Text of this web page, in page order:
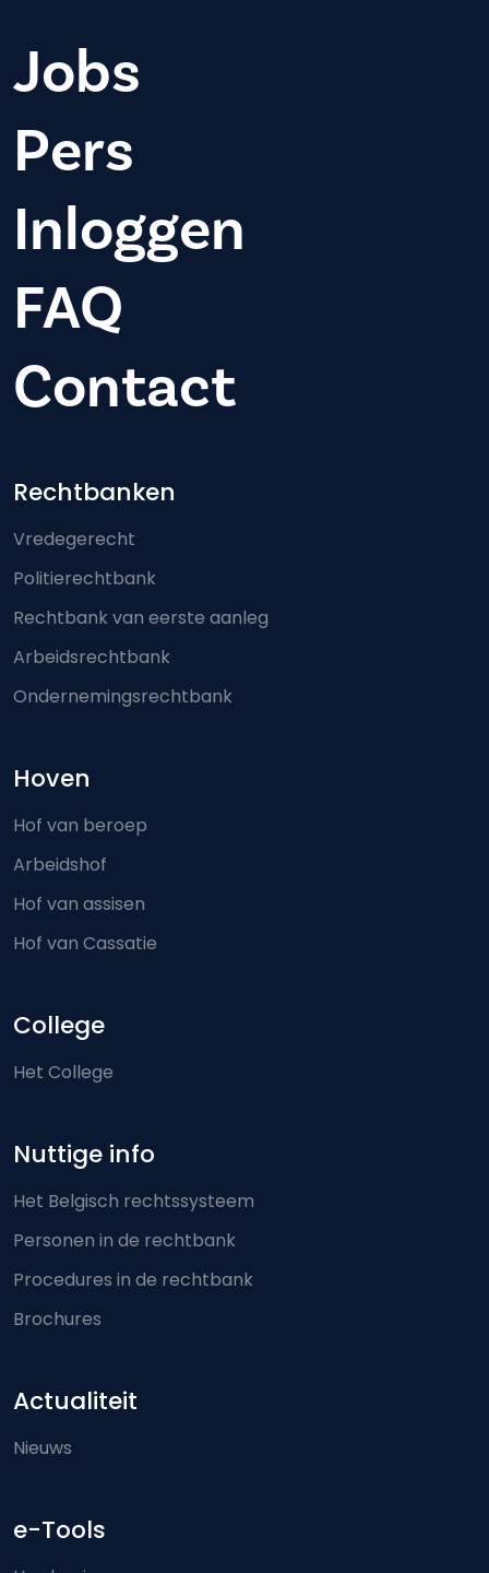
Jobs
Pers
Inloggen
FAQ
Contact
Footer-menu
Rechtbanken
Vredegerecht
Politierechtbank
Rechtbank van eerste aanleg
Arbeidsrechtbank
Ondernemingsrechtbank
Hoven
Hof van beroep
Arbeidshof
Hof van assisen
Hof van Cassatie
College
Het College
Nuttige info
Het Belgisch rechtssysteem
Personen in de rechtbank
Procedures in de rechtbank
Brochures
Actualiteit
Nieuws
e-Tools